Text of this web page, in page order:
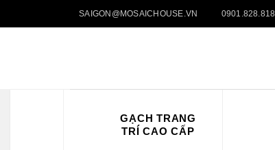
SAIGON@MOSAICHOUSE.VN 0901.828.818
GẠCH TRANG
TRÍ CAO CẤP